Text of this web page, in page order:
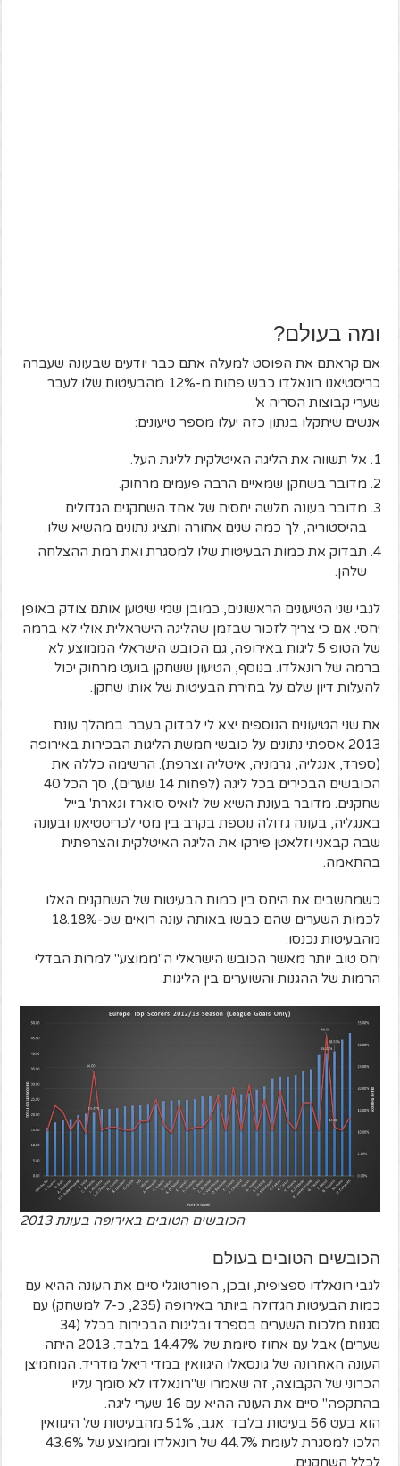
ומה בעולם?
אם קראתם את הפוסט למעלה אתם כבר יודעים שבעונה שעברה
כריסטיאנו רונאלדו כבש פחות מ-12% מהבעיטות שלו לעבר
שערי קבוצות הסריה א'.
אנשים שיתקלו בנתון כזה יעלו מספר טיעונים:
אל תשווה את הליגה האיטלקית לליגת העל.
מדובר בשחקן שמאיים הרבה פעמים מרחוק.
מדובר בעונה חלשה יחסית של אחד השחקנים הגדולים
בהיסטוריה, לך כמה שנים אחורה ותציג נתונים מהשיא שלו.
תבדוק את כמות הבעיטות שלו למסגרת ואת רמת ההצלחה
שלהן.
לגבי שני הטיעונים הראשונים, כמובן שמי שיטען אותם צודק באופן
יחסי. אם כי צריך לזכור שבזמן שהליגה הישראלית אולי לא ברמה
של הטופ 5 ליגות באירופה, גם הכובש הישראלי הממוצע לא
ברמה של רונאלדו. בנוסף, הטיעון ששחקן בועט מרחוק יכול
להעלות דיון שלם על בחירת הבעיטות של אותו שחקן.
את שני הטיעונים הנוספים יצא לי לבדוק בעבר. במהלך עונת
2013 אספתי נתונים על כובשי חמשת הליגות הבכירות באירופה
(ספרד, אנגליה, גרמניה, איטליה וצרפת). הרשימה כללה את
הכובשים הבכירים בכל ליגה (לפחות 14 שערים), סך הכל 40
שחקנים. מדובר בעונת השיא של לואיס סוארז וגארת' בייל
באנגליה, בעונה גדולה נוספת בקרב בין מסי לכריסטיאנו ובעונה
שבה קבאני וזלאטן פירקו את הליגה האיטלקית והצרפתית
בהתאמה.
כשמחשבים את היחס בין כמות הבעיטות של השחקנים האלו
לכמות השערים שהם כבשו באותה עונה רואים שכ-18.18%
מהבעיטות נכנסו.
יחס טוב יותר מאשר הכובש הישראלי ה"ממוצע" למרות הבדלי
הרמות של ההגנות והשוערים בין הליגות.
הכובשים הטובים באירופה בעונת 2013
הכובשים הטובים בעולם
לגבי רונאלדו ספציפית, ובכן, הפורטוגלי סיים את העונה ההיא עם
כמות הבעיטות הגדולה ביותר באירופה (235, כ-7 למשחק) עם
סגנות מלכות השערים בספרד ובליגות הבכירות בכלל (34
שערים) אבל עם אחוז סיומת של 14.47% בלבד. 2013 היתה
העונה האחרונה של גונסאלו היגוואין במדי ריאל מדריד. המחמיצן
הכרוני של הקבוצה, זה שאמרו ש"רונאלדו לא סומך עליו
בהתקפה" סיים את העונה ההיא עם 16 שערי ליגה.
הוא בעט 56 בעיטות בלבד. אגב, 51% מהבעיטות של היגוואין
הלכו למסגרת לעומת 44.7% של רונאלדו וממוצע של 43.6%
לכלל השחקנים.